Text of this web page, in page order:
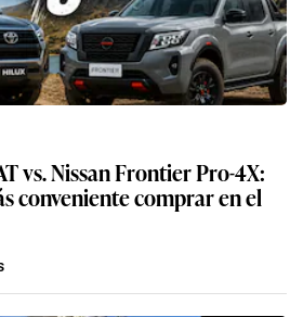
vs. Nissan Frontier Pro-4X:
conveniente comprar en el